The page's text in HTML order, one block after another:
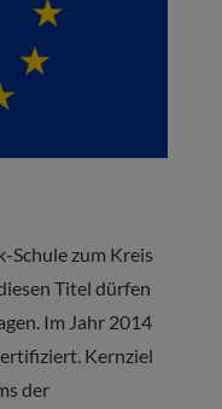
Schule zum Kreis
Titel dürfen
Im Jahr 2014
Kernziel
der